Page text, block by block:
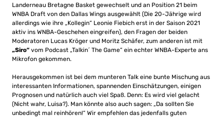
Landerneau Bretagne Basket gewechselt und an Position 21 beim
WNBA Draft von den Dallas Wings ausgewählt (Die 20-Jährige wird
allerdings wie ihre „Kollegin“ Leonie Fiebich erst in der Saison 2021
aktiv ins WNBA-Geschehen eingreifen), den Fragen der beiden
Moderatoren Lucas Kröger und Moritz Schäfer, zum anderen ist mit
„Siro“ vom Podcast „Talkin´ The Game“ ein echter WNBA-Experte ans
Mikrofon gekommen.
Herausgekommen ist bei dem munteren Talk eine bunte Mischung aus
interessanten Informationen, spannenden Einschätzungen, einigen
Prognosen und natürlich auch viel Spaß. Denn: Es wird viel gelacht
(Nicht wahr, Luisa?). Man könnte also auch sagen: „Da sollten Sie
unbedingt mal reinhören!“ Wir empfehlen das jedenfalls guten